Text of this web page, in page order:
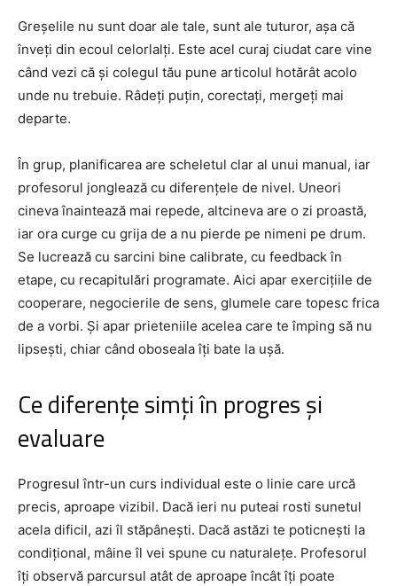
Greșelile nu sunt doar ale tale, sunt ale tuturor, așa că
înveți din ecoul celorlalți. Este acel curaj ciudat care vine
când vezi că și colegul tău pune articolul hotărât acolo
unde nu trebuie. Râdeți puțin, corectați, mergeți mai
departe.
În grup, planificarea are scheletul clar al unui manual, iar
profesorul jonglează cu diferențele de nivel. Uneori
cineva înaintează mai repede, altcineva are o zi proastă,
iar ora curge cu grija de a nu pierde pe nimeni pe drum.
Se lucrează cu sarcini bine calibrate, cu feedback în
etape, cu recapitulări programate. Aici apar exercițiile de
cooperare, negocierile de sens, glumele care topesc frica
de a vorbi. Și apar prieteniile acelea care te împing să nu
lipsești, chiar când oboseala îți bate la ușă.
Ce diferențe simți în progres și
evaluare
Progresul într-un curs individual este o linie care urcă
precis, aproape vizibil. Dacă ieri nu puteai rosti sunetul
acela dificil, azi îl stăpânești. Dacă astăzi te poticnești la
condițional, mâine îl vei spune cu naturalețe. Profesorul
îți observă parcursul atât de aproape încât îți poate